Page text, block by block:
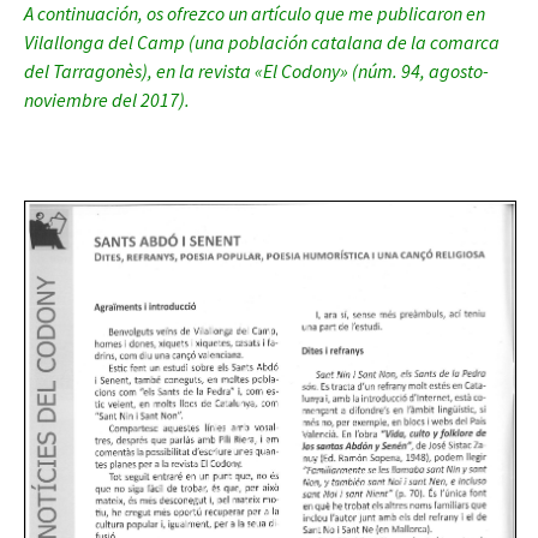
A continuación, os ofrezco un artículo que me publicaron en
Vilallonga del Camp (una población catalana de la comarca
del Tarragonès), en la revista «El Codony» (núm. 94, agosto-
noviembre del 2017).